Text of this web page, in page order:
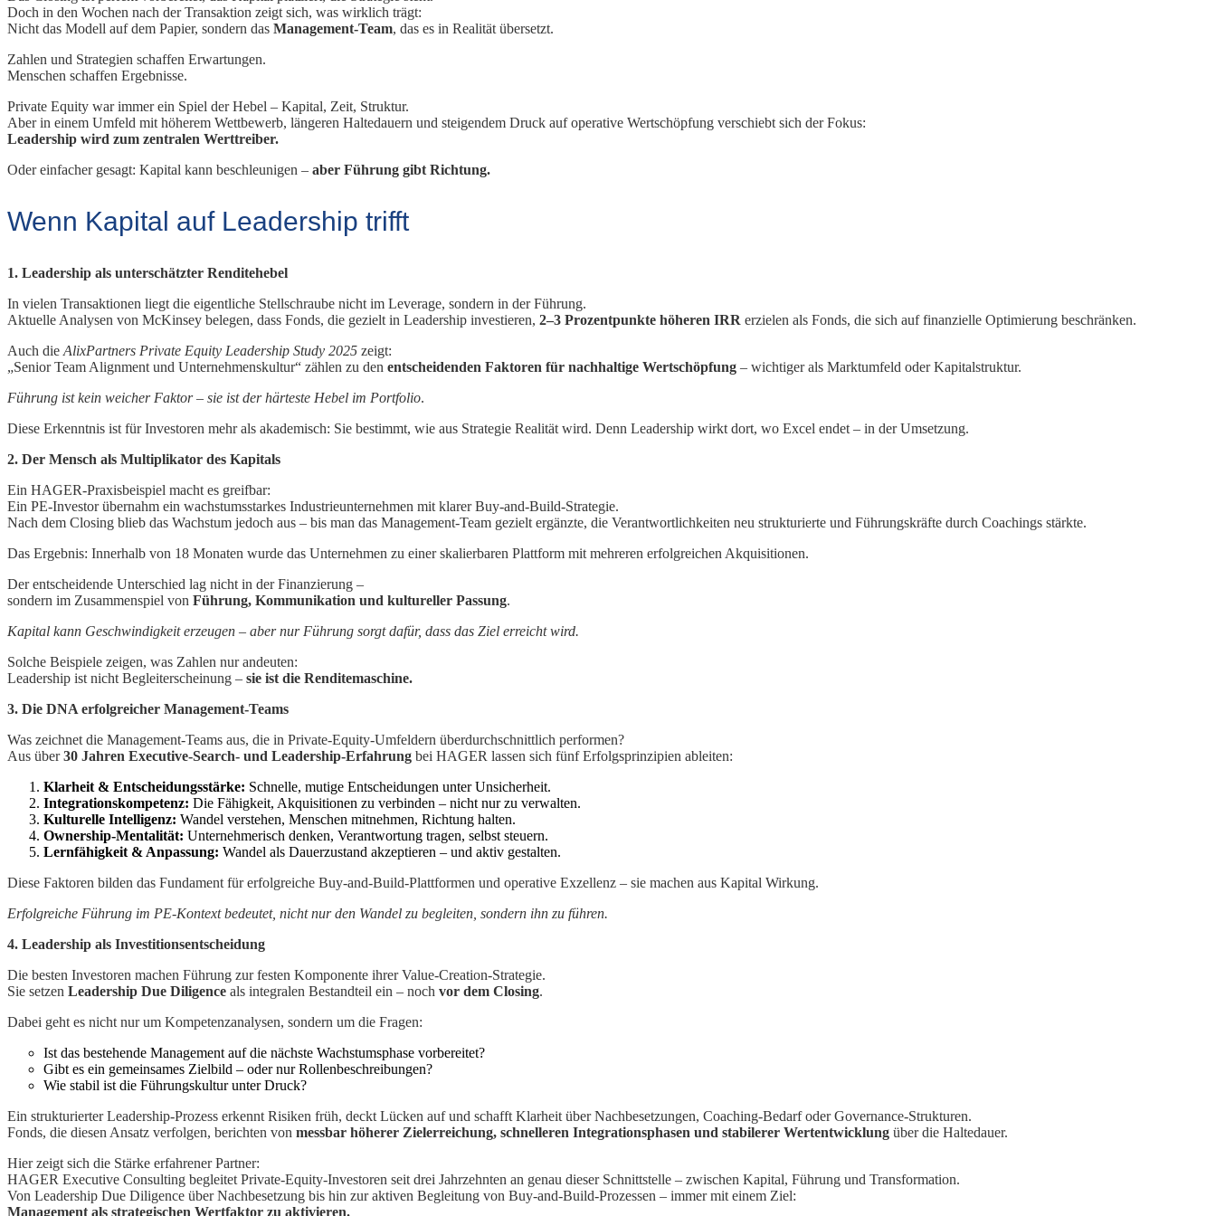
Doch in den Wochen nach der Transaktion zeigt sich, was wirklich trägt:
Nicht das Modell auf dem Papier, sondern das Management-Team, das es in Realität übersetzt.
Zahlen und Strategien schaffen Erwartungen.
Menschen schaffen Ergebnisse.
Private Equity war immer ein Spiel der Hebel – Kapital, Zeit, Struktur.
Aber in einem Umfeld mit höherem Wettbewerb, längeren Haltedauern und steigendem Druck auf operative Wertschöpfung verschiebt sich der Fokus:
Leadership wird zum zentralen Werttreiber.
Oder einfacher gesagt: Kapital kann beschleunigen – aber Führung gibt Richtung.
Wenn Kapital auf Leadership trifft
1. Leadership als unterschätzter Renditehebel
In vielen Transaktionen liegt die eigentliche Stellschraube nicht im Leverage, sondern in der Führung.
Aktuelle Analysen von McKinsey belegen, dass Fonds, die gezielt in Leadership investieren, 2–3 Prozentpunkte höheren IRR erzielen als Fonds, die sich auf finanzielle Optimierung beschränken.
Auch die AlixPartners Private Equity Leadership Study 2025 zeigt:
„Senior Team Alignment und Unternehmenskultur“ zählen zu den entscheidenden Faktoren für nachhaltige Wertschöpfung – wichtiger als Marktumfeld oder Kapitalstruktur.
Führung ist kein weicher Faktor – sie ist der härteste Hebel im Portfolio.
Diese Erkenntnis ist für Investoren mehr als akademisch: Sie bestimmt, wie aus Strategie Realität wird. Denn Leadership wirkt dort, wo Excel endet – in der Umsetzung.
2. Der Mensch als Multiplikator des Kapitals
Ein HAGER-Praxisbeispiel macht es greifbar:
Ein PE-Investor übernahm ein wachstumsstarkes Industrieunternehmen mit klarer Buy-and-Build-Strategie.
Nach dem Closing blieb das Wachstum jedoch aus – bis man das Management-Team gezielt ergänzte, die Verantwortlichkeiten neu strukturierte und Führungskräfte durch Coachings stärkte.
Das Ergebnis: Innerhalb von 18 Monaten wurde das Unternehmen zu einer skalierbaren Plattform mit mehreren erfolgreichen Akquisitionen.
Der entscheidende Unterschied lag nicht in der Finanzierung –
sondern im Zusammenspiel von Führung, Kommunikation und kultureller Passung.
Kapital kann Geschwindigkeit erzeugen – aber nur Führung sorgt dafür, dass das Ziel erreicht wird.
Solche Beispiele zeigen, was Zahlen nur andeuten:
Leadership ist nicht Begleiterscheinung – sie ist die Renditemaschine.
3. Die DNA erfolgreicher Management-Teams
Was zeichnet die Management-Teams aus, die in Private-Equity-Umfeldern überdurchschnittlich performen?
Aus über30 Jahren Executive-Search- und Leadership-Erfahrung bei HAGER lassen sich fünf Erfolgsprinzipien ableiten:
Klarheit & Entscheidungsstärke: Schnelle, mutige Entscheidungen unter Unsicherheit.
Integrationskompetenz: Die Fähigkeit, Akquisitionen zu verbinden – nicht nur zu verwalten.
Kulturelle Intelligenz: Wandel verstehen, Menschen mitnehmen, Richtung halten.
Ownership-Mentalität: Unternehmerisch denken, Verantwortung tragen, selbst steuern.
Lernfähigkeit & Anpassung: Wandel als Dauerzustand akzeptieren – und aktiv gestalten.
Diese Faktoren bilden das Fundament für erfolgreiche Buy-and-Build-Plattformen und operative Exzellenz – sie machen aus Kapital Wirkung.
Erfolgreiche Führung im PE-Kontext bedeutet, nicht nur den Wandel zu begleiten, sondern ihn zu führen.
4. Leadership als Investitionsentscheidung
Die besten Investoren machen Führung zur festen Komponente ihrer Value-Creation-Strategie.
Sie setzen Leadership Due Diligence als integralen Bestandteil ein – noch vor dem Closing.
Dabei geht es nicht nur um Kompetenzanalysen, sondern um die Fragen:
Ist das bestehende Management auf die nächste Wachstumsphase vorbereitet?
Gibt es ein gemeinsames Zielbild – oder nur Rollenbeschreibungen?
Wie stabil ist die Führungskultur unter Druck?
Ein strukturierter Leadership-Prozess erkennt Risiken früh, deckt Lücken auf und schafft Klarheit über Nachbesetzungen, Coaching-Bedarf oder Governance-Strukturen.
Fonds, die diesen Ansatz verfolgen, berichten von messbar höherer Zielerreichung, schnelleren Integrationsphasen und stabilerer Wertentwicklung über die Haltedauer.
Hier zeigt sich die Stärke erfahrener Partner:
HAGER Executive Consulting begleitet Private-Equity-Investoren seit drei Jahrzehnten an genau dieser Schnittstelle – zwischen Kapital, Führung und Transformation.
Von Leadership Due Diligence über Nachbesetzung bis hin zur aktiven Begleitung von Buy-and-Build-Prozessen – immer mit einem Ziel:
Management als strategischen Wertfaktor zu aktivieren.